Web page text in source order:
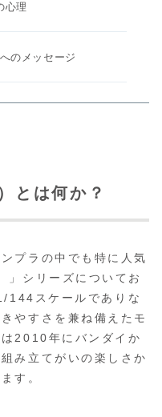
心理
のメッセージ
とは何か？
プラの中でも特に人気
」シリーズについてお
144スケールでありな
やすさを兼ね備えたモ
2010年にバンダイか
み立てがいの楽しさか
す。